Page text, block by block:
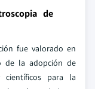
de
fue valorado en
de la adopción de
científicos para la